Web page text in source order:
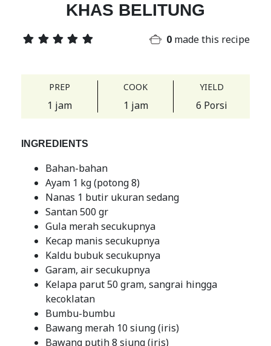
KHAS BELITUNG
0 made this recipe
PREP
1 jam
COOK
1 jam
YIELD
6 Porsi
INGREDIENTS
Bahan-bahan
Ayam 1 kg (potong 8)
Nanas 1 butir ukuran sedang
Santan 500 gr
Gula merah secukupnya
Kecap manis secukupnya
Kaldu bubuk secukupnya
Garam, air secukupnya
Kelapa parut 50 gram, sangrai hingga
kecoklatan
Bumbu-bumbu
Bawang merah 10 siung (iris)
Bawang putih 8 siung (iris)